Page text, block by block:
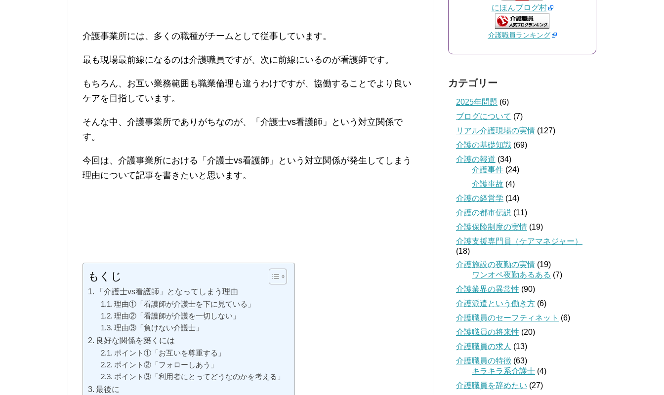
介護事業所には、多くの職種がチームとして従事しています。
最も現場最前線になるのは介護職員ですが、次に前線にいるのが看護師です。
もちろん、お互い業務範囲も職業倫理も違うわけですが、協働することでより良い
ケアを目指しています。
そんな中、介護事業所でありがちなのが、「介護士vs看護師」という対立関係で
す。
今回は、介護事業所における「介護士vs看護師」という対立関係が発生してしまう
理由について記事を書きたいと思います。
もくじ
「介護士vs看護師」となってしまう理由
理由①「看護師が介護士を下に見ている」
理由②「看護師が介護を一切しない」
理由③「負けない介護士」
良好な関係を築くには
ポイント①「お互いを尊重する」
ポイント②「フォローしあう」
ポイント③「利用者にとってどうなのかを考える」
最後に
にほんブログ村
介護職員ランキング
カテゴリー
2025年問題 (6)
ブログについて (7)
リアル介護現場の実情 (127)
介護の基礎知識 (69)
介護の報道 (34)
介護事件 (24)
介護事故 (4)
介護の経営学 (14)
介護の都市伝説 (11)
介護保険制度の実情 (19)
介護支援専門員（ケアマネジャー）
(18)
介護施設の夜勤の実情 (19)
ワンオペ夜勤あるある (7)
介護業界の異常性 (90)
介護派遣という働き方 (6)
介護職員のセーフティネット (6)
介護職員の将来性 (20)
介護職員の求人 (13)
介護職員の特徴 (63)
キラキラ系介護士 (4)
介護職員を辞めたい (27)